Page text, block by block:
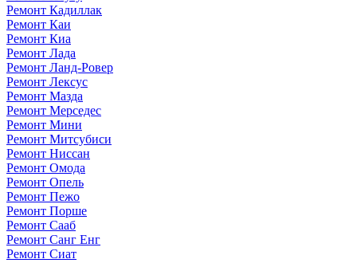
Ремонт Кадиллак
Ремонт Каи
Ремонт Киа
Ремонт Лада
Ремонт Ланд-Ровер
Ремонт Лексус
Ремонт Мазда
Ремонт Мерседес
Ремонт Мини
Ремонт Митсубиси
Ремонт Ниссан
Ремонт Омода
Ремонт Опель
Ремонт Пежо
Ремонт Порше
Ремонт Сааб
Ремонт Санг Енг
Ремонт Сиат